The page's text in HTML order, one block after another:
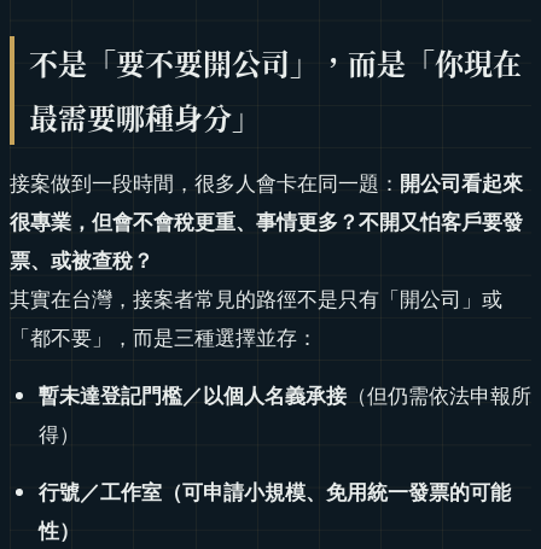
不是「要不要開公司」，而是「你現在
最需要哪種身分」
接案做到一段時間，很多人會卡在同一題： 開公司看起來
很專業，但會不會稅更重、事情更多？不開又怕客戶要發
票、或被查稅？
其實在台灣，接案者常見的路徑不是只有「開公司」或
「都不要」，而是三種選擇並存：
暫未達登記門檻／以個人名義承接 （但仍需依法申報所
得）
行號／工作室（可申請小規模、免用統一發票的可能
性）